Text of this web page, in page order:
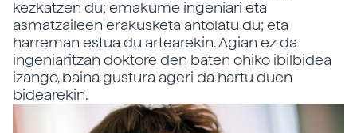
kezkatzen du; emakume ingeniari eta
asmatzaileen erakusketa antolatu du; eta
harreman estua du artearekin. Agian ez da
ingeniaritzan doktore den baten ohiko ibilbidea
izango, baina gustura ageri da hartu duen
bidearekin.